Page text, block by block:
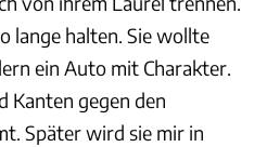
lange halten. Sie wollte
ein Auto mit Charakter.
Kanten gegen den
Später wird sie mir in